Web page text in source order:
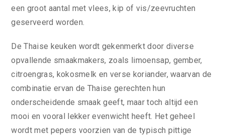
een groot aantal met vlees, kip of vis/zeevruchten
geserveerd worden.
De Thaise keuken wordt gekenmerkt door diverse
opvallende smaakmakers, zoals limoensap, gember,
citroengras, kokosmelk en verse koriander, waarvan de
combinatie ervan de Thaise gerechten hun
onderscheidende smaak geeft, maar toch altijd een
mooi en vooral lekker evenwicht heeft. Het geheel
wordt met pepers voorzien van de typisch pittige